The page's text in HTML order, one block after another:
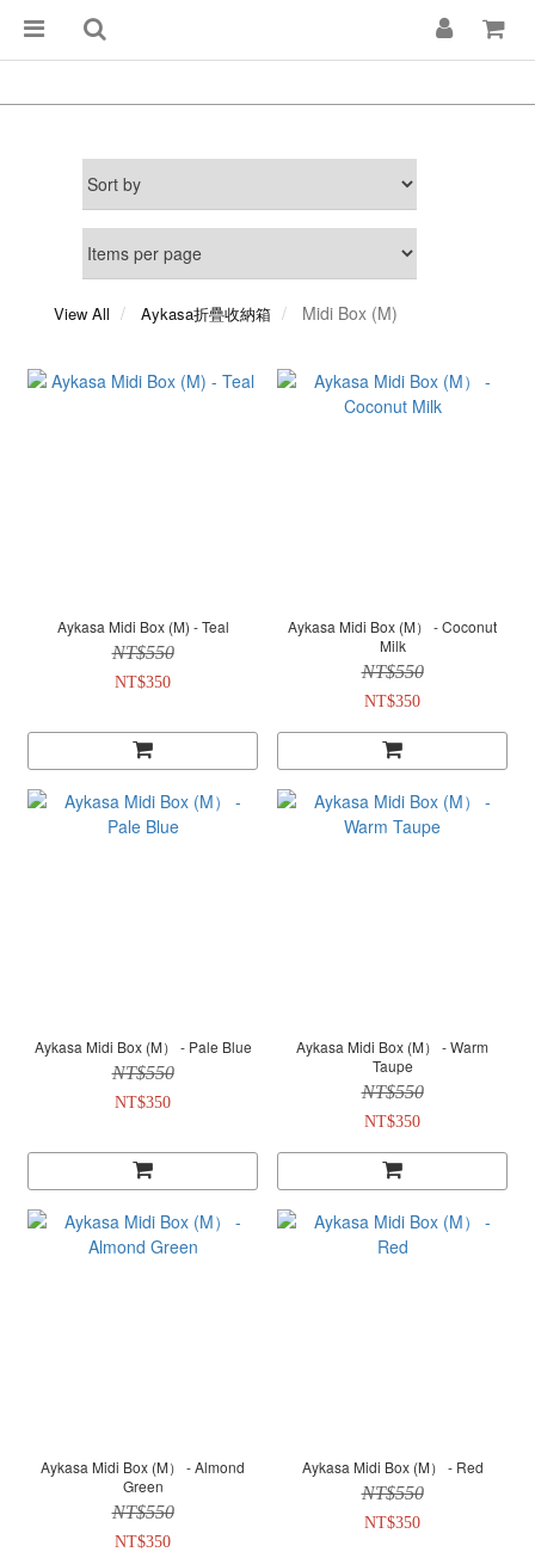
View All Aykasa折疊收納箱 Midi Box (M)
Aykasa Midi Box (M) - Teal
NT$550
NT$350
Aykasa Midi Box (M） - Coconut
Milk
NT$550
NT$350
Aykasa Midi Box (M） - Pale Blue
NT$550
NT$350
Aykasa Midi Box (M） - Warm
Taupe
NT$550
NT$350
Aykasa Midi Box (M） - Almond
Green
NT$550
NT$350
Aykasa Midi Box (M） - Red
NT$550
NT$350